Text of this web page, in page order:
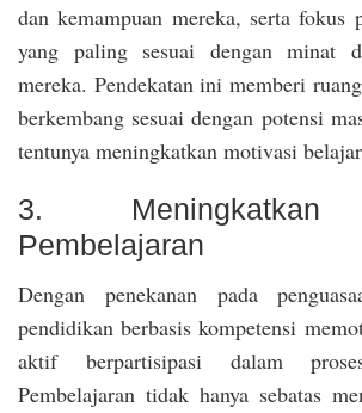
dan kemampuan mereka, serta fokus
yang paling sesuai dengan minat
mereka. Pendekatan ini memberi
berkembang sesuai dengan potensi
tentunya meningkatkan motivasi
3. Meningkatkan
Pembelajaran
Dengan penekanan pada
pendidikan berbasis kompetensi
aktif berpartisipasi dalam
Pembelajaran tidak hanya sebatas